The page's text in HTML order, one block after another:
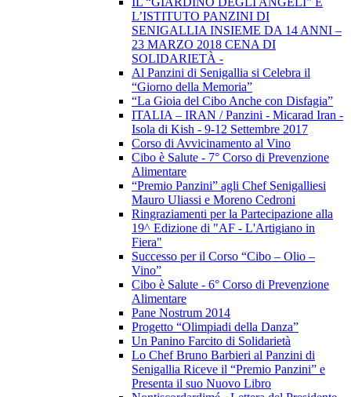
L’ISTITUTO PANZINI DI
SENIGALLIA INSIEME DA 14 ANNI –
23 MARZO 2018 CENA DI
SOLIDARIETÀ -
Al Panzini di Senigallia si Celebra il
“Giorno della Memoria”
“La Gioia del Cibo Anche con Disfagia”
ITALIA – IRAN / Panzini - Micarad Iran -
Isola di Kish - 9-12 Settembre 2017
Corso di Avvicinamento al Vino
Cibo è Salute - 7° Corso di Prevenzione
Alimentare
“Premio Panzini” agli Chef Senigalliesi
Mauro Uliassi e Moreno Cedroni
Ringraziamenti per la Partecipazione alla
19^ Edizione di "AF - L'Artigiano in
Fiera"
Successo per il Corso “Cibo – Olio –
Vino”
Cibo è Salute - 6° Corso di Prevenzione
Alimentare
Pane Nostrum 2014
Progetto “Olimpiadi della Danza”
Un Panino Farcito di Solidarietà
Lo Chef Bruno Barbieri al Panzini di
Senigallia Riceve il “Premio Panzini” e
Presenta il suo Nuovo Libro